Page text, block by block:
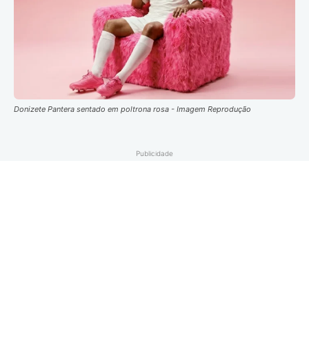
Donizete Pantera sentado em poltrona rosa - Imagem Reprodução
Publicidade